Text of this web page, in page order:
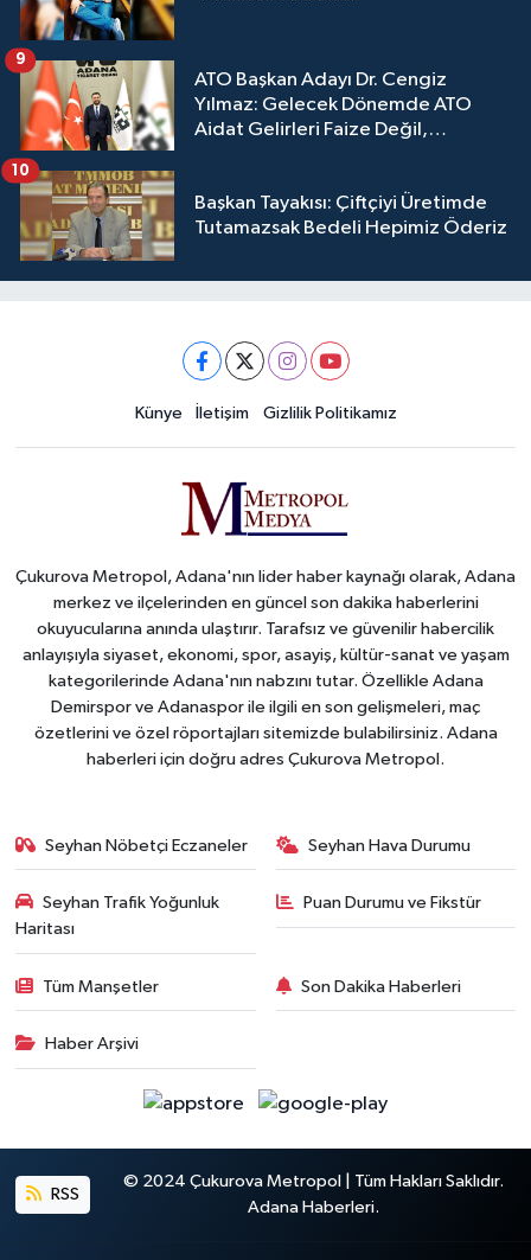
ATO Başkan Adayı Dr. Cengiz
Yılmaz: Gelecek Dönemde ATO
Aidat Gelirleri Faize Değil,
9
Başkan Tayakısı: Çiftçiyi Üretimde
Tutamazsak Bedeli Hepimiz Öderiz
10
Künye İletişim Gizlilik Politikamız
Çukurova Metropol, Adana'nın lider haber kaynağı olarak, Adana
merkez ve ilçelerinden en güncel son dakika haberlerini
okuyucularına anında ulaştırır. Tarafsız ve güvenilir habercilik
anlayışıyla siyaset, ekonomi, spor, asayiş, kültür-sanat ve yaşam
kategorilerinde Adana'nın nabzını tutar. Özellikle Adana
Demirspor ve Adanaspor ile ilgili en son gelişmeleri, maç
özetlerini ve özel röportajları sitemizde bulabilirsiniz. Adana
haberleri için doğru adres Çukurova Metropol.
Seyhan Nöbetçi Eczaneler Seyhan Hava Durumu
Seyhan Trafik Yoğunluk
Haritası
Puan Durumu ve Fikstür
Tüm Manşetler Son Dakika Haberleri
Haber Arşivi
RSS
© 2024 Çukurova Metropol | Tüm Hakları Saklıdır.
Adana Haberleri.